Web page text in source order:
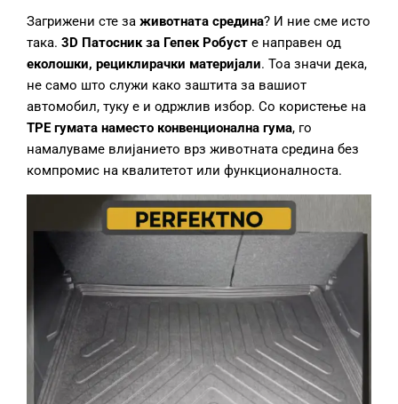
Загрижени сте за животната средина? И ние сме исто
така. 3D Патосник за Гепек Робуст е направен од
еколошки, рециклирачки материјали. Тоа значи дека,
не само што служи како заштита за вашиот
автомобил, туку е и одржлив избор. Со користење на
TPE гумата наместо конвенционална гума, го
намалуваме влијанието врз животната средина без
компромис на квалитетот или функционалноста.